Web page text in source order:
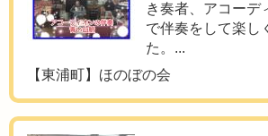
き奏者、アコーデ
で伴奏をして楽し
た。...
【東浦町】ほのぼの会